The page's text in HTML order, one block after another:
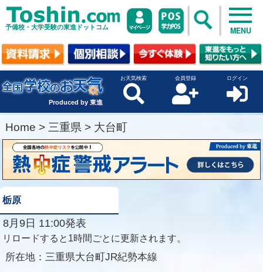
予備校・大学受験の東進ドットコム MENU
Produced by 東進
お天気検索 会員登録 ログイン
Home > 三重県 > 大台町
栃原
8月9日 11:00発表
リロードすると1時間ごとに更新されます。
所在地： 三重県大台町JR紀勢本線